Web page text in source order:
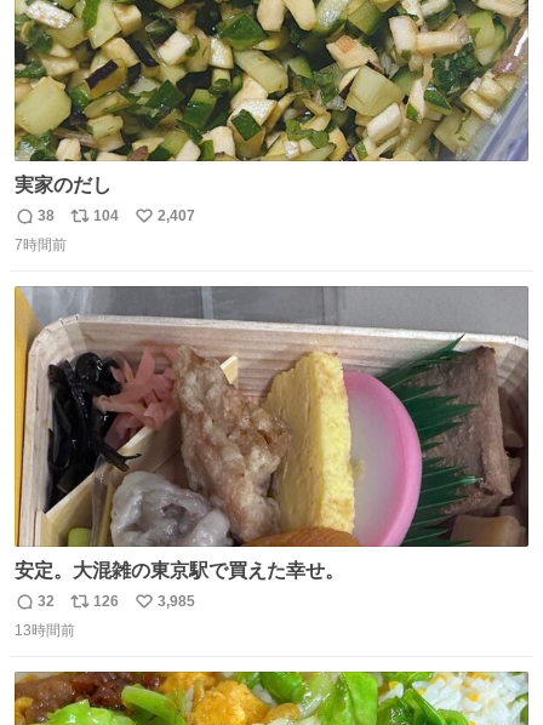
実家のだし
返
信
38
リ
ト
数
104
い
2,407
7時間前
安定。大混雑の東京駅で買えた幸せ。
返
信
32
リ
ポ
ト
数
126
い
数
3,985
13時間前